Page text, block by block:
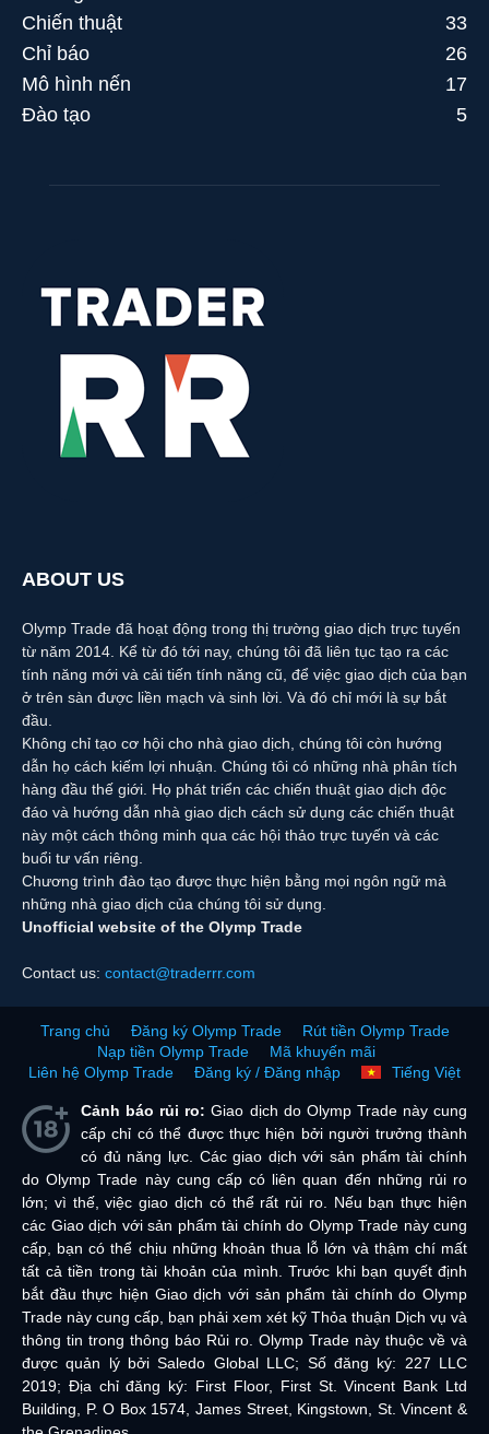
Chiến thuật
33
Chỉ báo
26
Mô hình nến
17
Đào tạo
5
ABOUT US
Olymp Trade đã hoạt động trong thị trường giao dịch trực tuyến
từ năm 2014. Kể từ đó tới nay, chúng tôi đã liên tục tạo ra các
tính năng mới và cải tiến tính năng cũ, để việc giao dịch của bạn
ở trên sàn được liền mạch và sinh lời. Và đó chỉ mới là sự bắt
đầu.
Không chỉ tạo cơ hội cho nhà giao dịch, chúng tôi còn hướng
dẫn họ cách kiếm lợi nhuận. Chúng tôi có những nhà phân tích
hàng đầu thế giới. Họ phát triển các chiến thuật giao dịch độc
đáo và hướng dẫn nhà giao dịch cách sử dụng các chiến thuật
này một cách thông minh qua các hội thảo trực tuyến và các
buổi tư vấn riêng.
Chương trình đào tạo được thực hiện bằng mọi ngôn ngữ mà
những nhà giao dịch của chúng tôi sử dụng.
Unofficial website of the Olymp Trade
Contact us: contact@traderrr.com
Trang chủ Đăng ký Olymp Trade
Rút tiền Olymp Trade
Nạp tiền Olymp Trade
Mã khuyến mãi
Liên hệ Olymp Trade
Đăng ký / Đăng nhập Tiếng Việt
Cảnh báo rủi ro: Giao dịch do Olymp Trade này cung
cấp chỉ có thể được thực hiện bởi người trưởng thành
có đủ năng lực. Các giao dịch với sản phẩm tài chính
do Olymp Trade này cung cấp có liên quan đến những rủi ro
lớn; vì thế, việc giao dịch có thể rất rủi ro. Nếu bạn thực hiện
các Giao dịch với sản phẩm tài chính do Olymp Trade này cung
cấp, bạn có thể chịu những khoản thua lỗ lớn và thậm chí mất
tất cả tiền trong tài khoản của mình. Trước khi bạn quyết định
bắt đầu thực hiện Giao dịch với sản phẩm tài chính do Olymp
Trade này cung cấp, bạn phải xem xét kỹ Thỏa thuận Dịch vụ và
thông tin trong thông báo Rủi ro. Olymp Trade này thuộc về và
được quản lý bởi Saledo Global LLC; Số đăng ký: 227 LLC
2019; Địa chỉ đăng ký: First Floor, First St. Vincent Bank Ltd
Building, P. O Box 1574, James Street, Kingstown, St. Vincent &